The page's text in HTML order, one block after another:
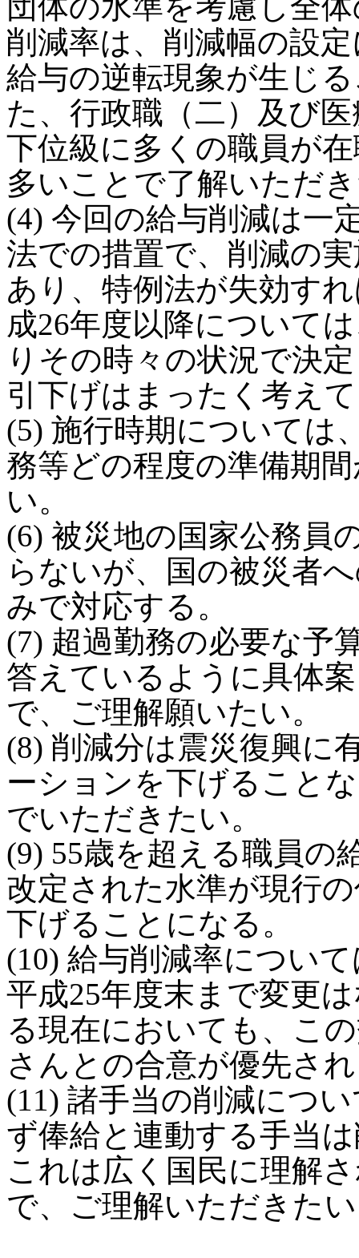
削減率は、削減幅の設
給与の逆転現象が生じ
た、行政職（二）及び
下位級に多くの職員が
多いことで了解いただ
(4) 今回の給与削減は一
法での措置で、削減の
あり、特例法が失効す
成26年度以降について
りその時々の状況で決
引下げはまったく考え
(5) 施行時期については
務等どの程度の準備期
い。
(6) 被災地の国家公務員
らないが、国の被災者
みで対応する。
(7) 超過勤務の必要な予
答えているように具体
で、ご理解願いたい。
(8) 削減分は震災復興に
ーションを下げること
でいただきたい。
(9) 55歳を超える職員の
改定された水準が現行
下げることになる。
(10) 給与削減率につい
平成25年度末まで変更
る現在においても、こ
さんとの合意が優先さ
(11) 諸手当の削減につ
ず俸給と連動する手当
これは広く国民に理解
で、ご理解いただきた